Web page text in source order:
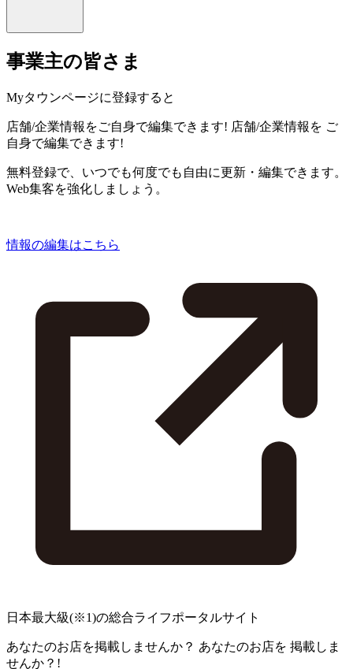
事業主の皆さま
Myタウンページに登録すると
店舗/企業情報をご自身で編集できます! 店舗/企業情報を ご
自身で編集できます!
無料登録で、いつでも何度でも自由に更新・編集できます。
Web集客を強化しましょう。
情報の編集はこちら
日本最大級(※1)の総合ライフポータルサイト
あなたのお店を掲載しませんか？ あなたのお店を 掲載しま
せんか？!